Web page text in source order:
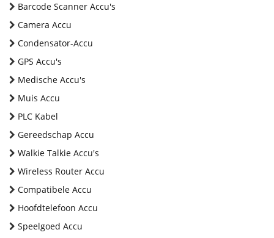
Barcode Scanner Accu's
Camera Accu
Condensator-Accu
GPS Accu's
Medische Accu's
Muis Accu
PLC Kabel
Gereedschap Accu
Walkie Talkie Accu's
Wireless Router Accu
Compatibele Accu
Hoofdtelefoon Accu
Speelgoed Accu